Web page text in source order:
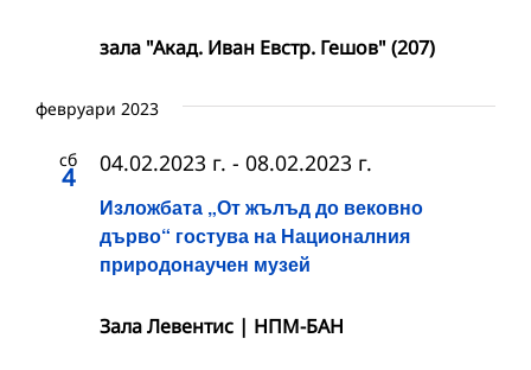
зала "Акад. Иван Евстр. Гешов" (207)
февруари 2023
сб
4
Изложбата „От жълъд до вековно
дърво“ гостува на Националния
природонаучен музей
04.02.2023 г. - 08.02.2023 г.
Зала Левентис | НПМ-БАН